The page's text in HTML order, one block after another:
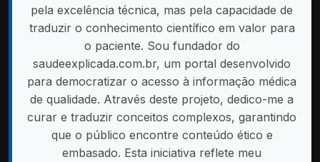
pela excelência técnica, mas pela capacidade de
traduzir o conhecimento científico em valor para
o paciente. Sou fundador do
saudeexplicada.com.br, um portal desenvolvido
para democratizar o acesso à informação médica
de qualidade. Através deste projeto, dedico-me a
curar e traduzir conceitos complexos, garantindo
que o público encontre conteúdo ético e
embasado. Esta iniciativa reflete meu